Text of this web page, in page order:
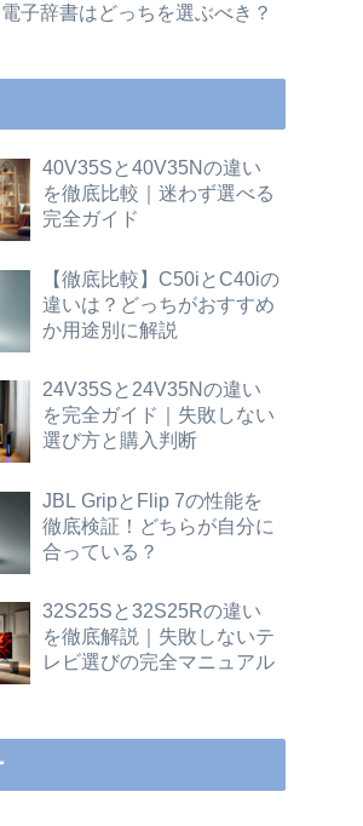
子辞書はどっちを選ぶべき？
40V35Sと40V35Nの違い
を徹底比較｜迷わず選べる
完全ガイド
【徹底比較】C50iとC40iの
違いは？どっちがおすすめ
か用途別に解説
24V35Sと24V35Nの違い
を完全ガイド｜失敗しない
選び方と購入判断
JBL GripとFlip 7の性能を
徹底検証！どちらが自分に
合っている？
32S25Sと32S25Rの違い
を徹底解説｜失敗しないテ
レビ選びの完全マニュアル